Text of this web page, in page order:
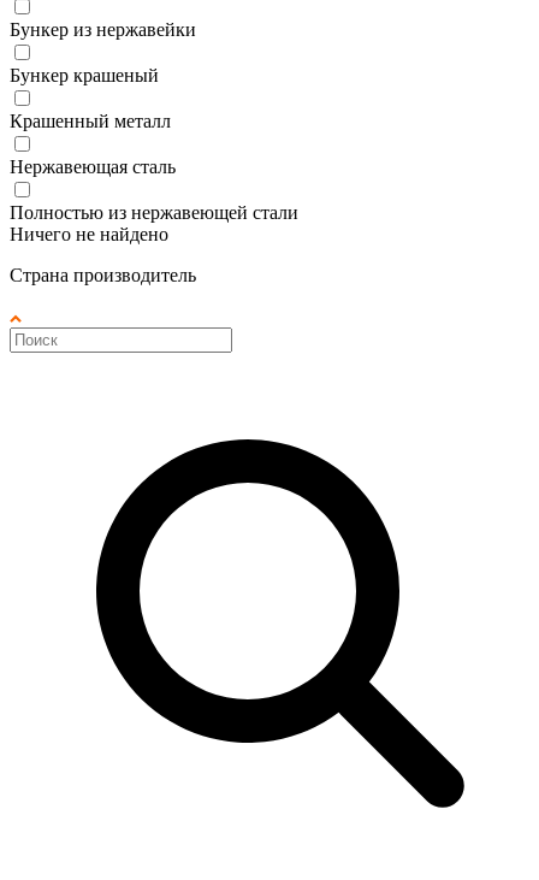
Бункер из нержавейки
Бункер крашеный
Крашенный металл
Нержавеющая сталь
Полностью из нержавеющей стали
Ничего не найдено
Страна производитель